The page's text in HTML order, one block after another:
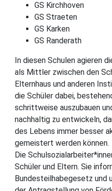
GS Kirchhoven
GS Straeten
GS Karken
GS Randerath
In diesen Schulen agieren
als Mittler zwischen den
Elternhaus und anderen
die Schüler dabei,
schrittweise auszubauen
nachhaltig zu entwickeln,
des Lebens immer besser
gemeistert werden können.
Die
Schüler und Eltern. Sie
Bundesteilhabegesetz und